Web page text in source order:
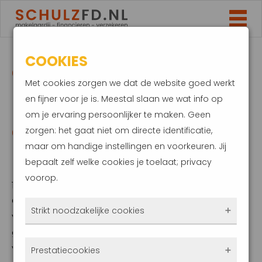
CAMPER BLIJFT
POPULAIR: GA WEL
GOED VERZEKERD OP
PAD
18 januari 2022
Covid heeft nog steeds invloed op ons
vakantiegedrag. Op reis per camper is een
goed alternatief voor verre vakanties per
vliegtuig. Bovendien heb je jouw eigen privé
COOKIES
Met cookies zorgen we dat de website goed werkt
en fijner voor je is. Meestal slaan we wat info op
om je ervaring persoonlijker te maken. Geen
zorgen: het gaat niet om directe identificatie,
maar om handige instellingen en voorkeuren. Jij
bepaalt zelf welke cookies je toelaat; privacy
voorop.
Strikt noodzakelijke cookies
Prestatiecookies